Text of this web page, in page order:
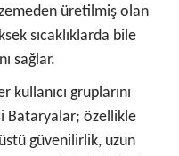
üretilmiş olan
sıcaklıklarda bile
sağlar.
gruplarını
Bataryalar; özellikle
güvenilirlik, uzun